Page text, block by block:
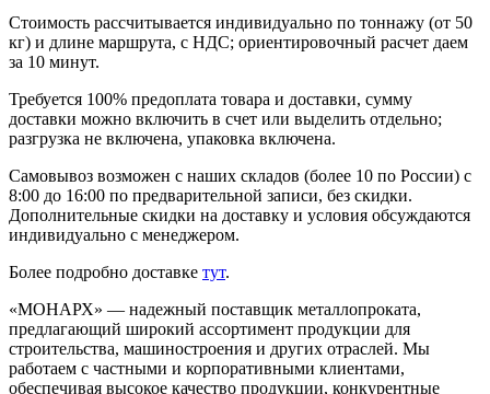
Стоимость рассчитывается индивидуально по тоннажу (от 50
кг) и длине маршрута, с НДС; ориентировочный расчет даем
за 10 минут.
Требуется 100% предоплата товара и доставки, сумму
доставки можно включить в счет или выделить отдельно;
разгрузка не включена, упаковка включена.
Самовывоз возможен с наших складов (более 10 по России) с
8:00 до 16:00 по предварительной записи, без скидки.
Дополнительные скидки на доставку и условия обсуждаются
индивидуально с менеджером.
Более подробно доставке тут.
«МОНАРХ» — надежный поставщик металлопроката,
предлагающий широкий ассортимент продукции для
строительства, машиностроения и других отраслей. Мы
работаем с частными и корпоративными клиентами,
обеспечивая высокое качество продукции, конкурентные